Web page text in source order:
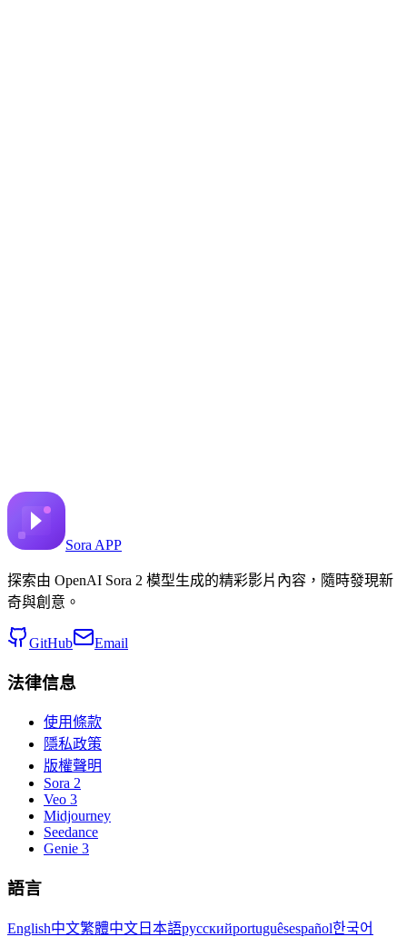
image to video
Sora APP
探索由 OpenAI Sora 2 模型生成的精彩影片內容，隨時發現新
奇與創意。
GitHub Email
法律信息
使用條款
隱私政策
版權聲明
Sora 2
Veo 3
Midjourney
Seedance
Genie 3
語言
English中文繁體中文 日本語русскийportuguêsespañol한국어